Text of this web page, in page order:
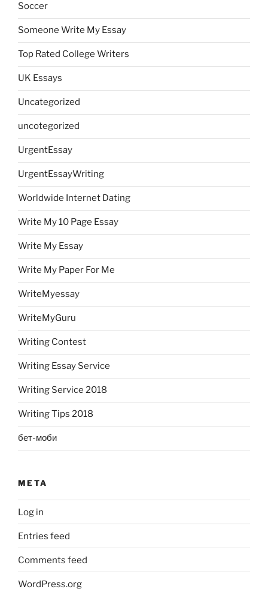
Soccer
Someone Write My Essay
Top Rated College Writers
UK Essays
Uncategorized
uncotegorized
UrgentEssay
UrgentEssayWriting
Worldwide Internet Dating
Write My 10 Page Essay
Write My Essay
Write My Paper For Me
WriteMyessay
WriteMyGuru
Writing Contest
Writing Essay Service
Writing Service 2018
Writing Tips 2018
бет-моби
META
Log in
Entries feed
Comments feed
WordPress.org